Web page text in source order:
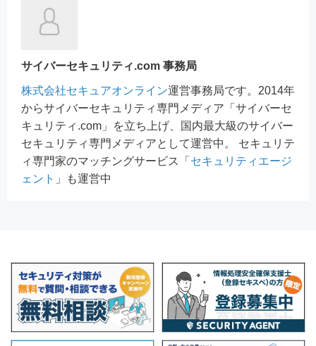
サイバーセキュリティ.com 事務局
株式会社セキュアオンライン運営事務局です。2014年
からサイバーセキュリティ専門メディア「サイバーセ
キュリティ.com」を立ち上げ、国内最大級のサイバー
セキュリティ専門メディアとして運営中。 セキュリテ
ィ専門家のマッチングサービス「 セキュリティエージ
ェント 」も運営中